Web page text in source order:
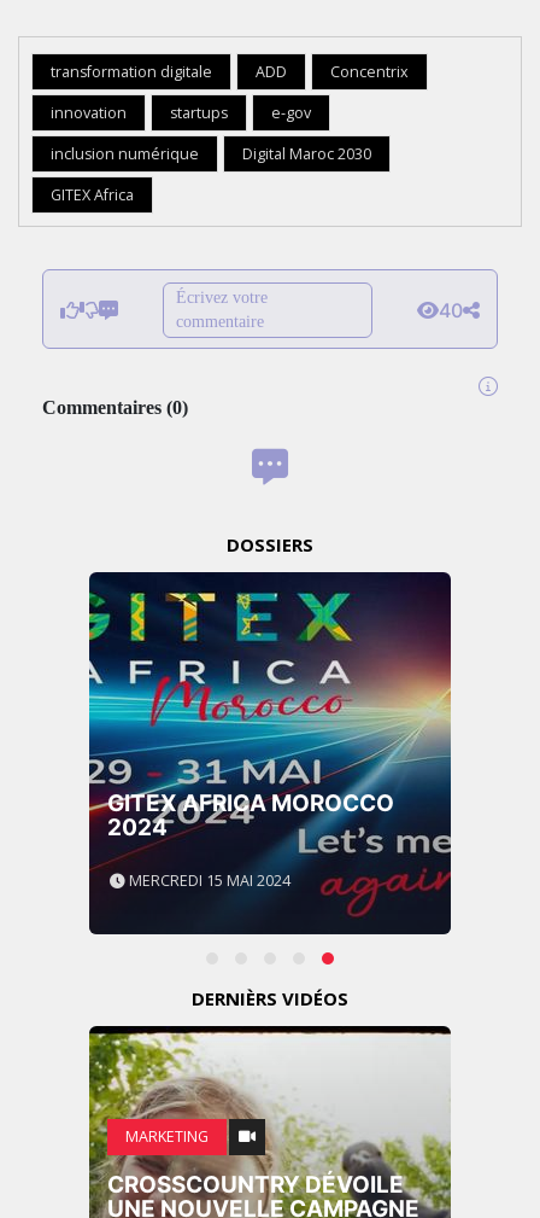
transformation digitale ADD
Concentrix
innovation
startups
e-gov
inclusion numérique
Digital Maroc 2030
GITEX Africa
Écrivez votre
commentaire
40
Commentaires (0)
DOSSIERS
GITEX AFRICA MOROCCO
2024
MERCREDI 15 MAI 2024
DERNIÈRS VIDÉOS
MARKETING
CROSSCOUNTRY DÉVOILE
UNE NOUVELLE CAMPAGNE